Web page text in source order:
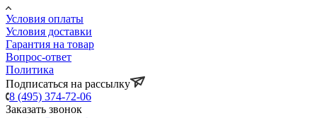
Условия оплаты
Условия доставки
Гарантия на товар
Вопрос-ответ
Политика
Подписаться на рассылку
8 (495) 374-72-06
Заказать звонок